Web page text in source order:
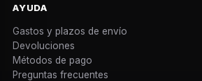
AYUDA
Gastos y plazos de envío
Devoluciones
Métodos de pago
Preguntas frecuentes